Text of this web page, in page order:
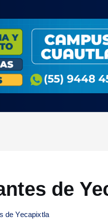
de
de Yecapixtla